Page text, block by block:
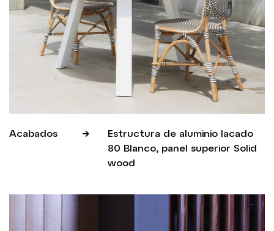
Acabados
Estructura de aluminio lacado
80 Blanco, panel superior Solid
wood